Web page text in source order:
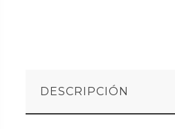
DESCRIPCIÓN